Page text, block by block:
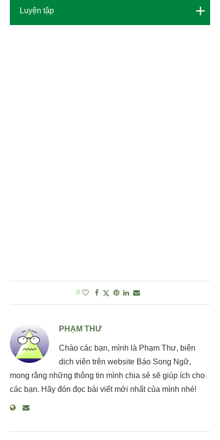
Luyện tập +
0
PHẠM THƯ
Chào các bạn, mình là Phạm Thư, biên
dịch viên trên website Báo Song Ngữ,
mong rằng những thông tin mình chia sẻ sẽ giúp ích cho
các bạn. Hãy đón đọc bài viết mới nhất của mình nhé!